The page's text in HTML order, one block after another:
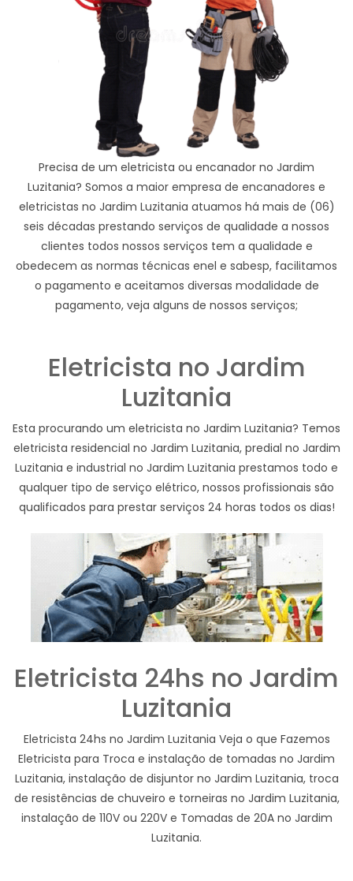
Precisa de um eletricista ou encanador no Jardim
Luzitania? Somos a maior empresa de encanadores e
eletricistas no Jardim Luzitania atuamos há mais de (06)
seis décadas prestando serviços de qualidade a nossos
clientes todos nossos serviços tem a qualidade e
obedecem as normas técnicas enel e sabesp, facilitamos
o pagamento e aceitamos diversas modalidade de
pagamento, veja alguns de nossos serviços;
Eletricista no Jardim
Luzitania
Esta procurando um eletricista no Jardim Luzitania? Temos
eletricista residencial no Jardim Luzitania, predial no Jardim
Luzitania e industrial no Jardim Luzitania prestamos todo e
qualquer tipo de serviço elétrico, nossos profissionais são
qualificados para prestar serviços 24 horas todos os dias!
Eletricista 24hs no Jardim
Luzitania
Eletricista 24hs no Jardim Luzitania Veja o que Fazemos
Eletricista para Troca e instalação de tomadas no Jardim
Luzitania, instalação de disjuntor no Jardim Luzitania, troca
de resistências de chuveiro e torneiras no Jardim Luzitania,
instalação de 110V ou 220V e Tomadas de 20A no Jardim
Luzitania.